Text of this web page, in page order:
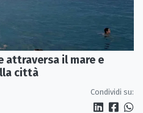
attraversa il mare e
città
Condividi su: